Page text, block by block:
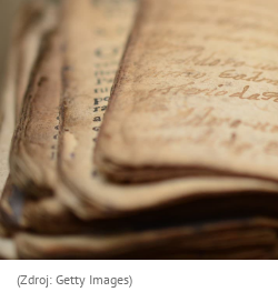
(Zdroj: Getty Images)